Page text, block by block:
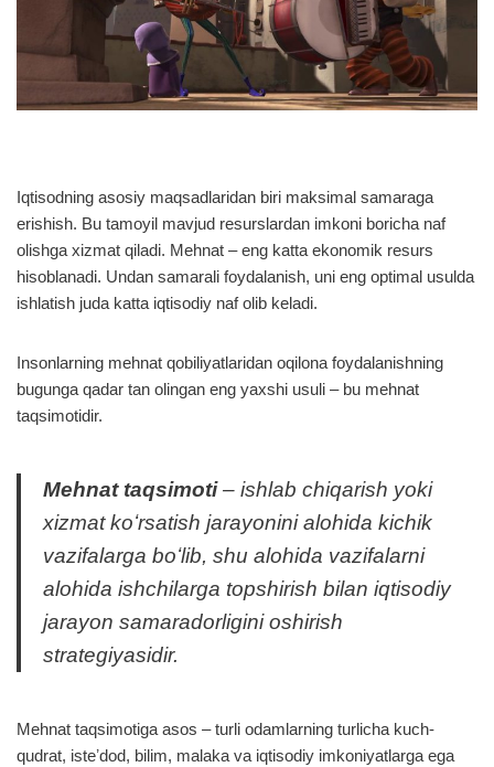
Iqtisodning asosiy maqsadlaridan biri maksimal samaraga
erishish. Bu tamoyil mavjud resurslardan imkoni boricha naf
olishga xizmat qiladi. Mehnat – eng katta ekonomik resurs
hisoblanadi. Undan samarali foydalanish, uni eng optimal usulda
ishlatish juda katta iqtisodiy naf olib keladi.
Insonlarning mehnat qobiliyatlaridan oqilona foydalanishning
bugunga qadar tan olingan eng yaxshi usuli – bu mehnat
taqsimotidir.
Mehnat taqsimoti– ishlab chiqarish yoki
xizmat koʻrsatish jarayonini alohida kichik
vazifalarga boʻlib, shu alohida vazifalarni
alohida ishchilarga topshirish bilan iqtisodiy
jarayon samaradorligini oshirish
strategiyasidir.
Mehnat taqsimotiga asos – turli odamlarning turlicha kuch-
qudrat, isteʼdod, bilim, malaka va iqtisodiy imkoniyatlarga ega